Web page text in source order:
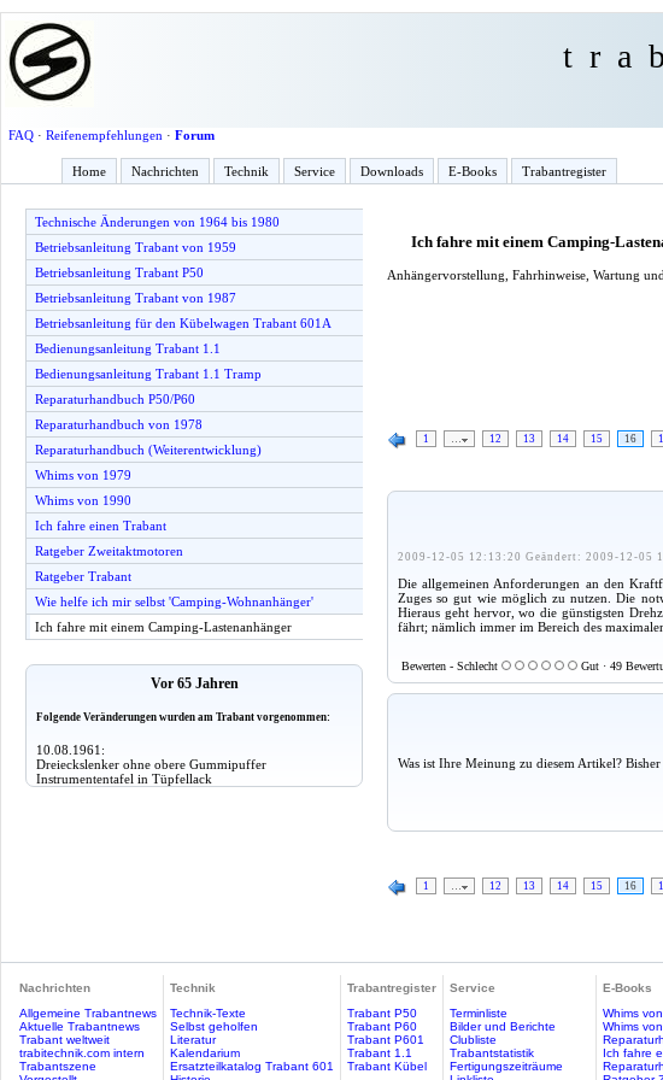
FAQ· Reifenempfehlungen · Forum
Home Nachrichten Technik Service Downloads E-Books Trabantregister
Technische Änderungen von 1964 bis 1980
Betriebsanleitung Trabant von 1959
Betriebsanleitung Trabant P50
Betriebsanleitung Trabant von 1987
Betriebsanleitung für den Kübelwagen Trabant 601A
Bedienungsanleitung Trabant 1.1
Bedienungsanleitung Trabant 1.1 Tramp
Reparaturhandbuch P50/P60
Reparaturhandbuch von 1978
Reparaturhandbuch (Weiterentwicklung)
Whims von 1979
Whims von 1990
Ich fahre einen Trabant
Ratgeber Zweitaktmotoren
Ratgeber Trabant
Wie helfe ich mir selbst 'Camping-Wohnanhänger'
Ich fahre mit einem Camping-Lastenanhänger
Vor 65 Jahren
Folgende Veränderungen wurden am Trabant vorgenommen:
10.08.1961:
Dreieckslenker ohne obere Gummipuffer
Instrumententafel in Tüpfellack
Ich fahre mit einem Camping-
Anhängervorstellung, Fahrhinweise, Wartung
1 … 12 13 14 15 16
2009-12-05 12:13:20 Geändert: 2009-12-05
Die allgemeinen Anforderungen an den
Zuges so gut wie möglich zu nutzen. Die
Hieraus geht hervor, wo die günstigsten
fährt; nämlich immer im Bereich des
Bewerten - Schlecht Gut · 49
Was ist Ihre Meinung zu diesem Artikel?
1 12 13 14 15 16
Nachrichten
Allgemeine Trabantnews
Aktuelle Trabantnews
Trabant weltweit
trabitechnik.com intern
Trabantszene
Technik
Technik-Texte
Selbst geholfen
Literatur
Kalendarium
Ersatzteilkatalog Trabant 601
Trabantregister
Trabant P50
Trabant P60
Trabant P601
Trabant 1.1
Trabant Kübel
Service
Terminliste
Bilder und Berichte
Clubliste
Trabantstatistik
Fertigungszeiträume
E-Books
Whims
Whims
Ich fahre